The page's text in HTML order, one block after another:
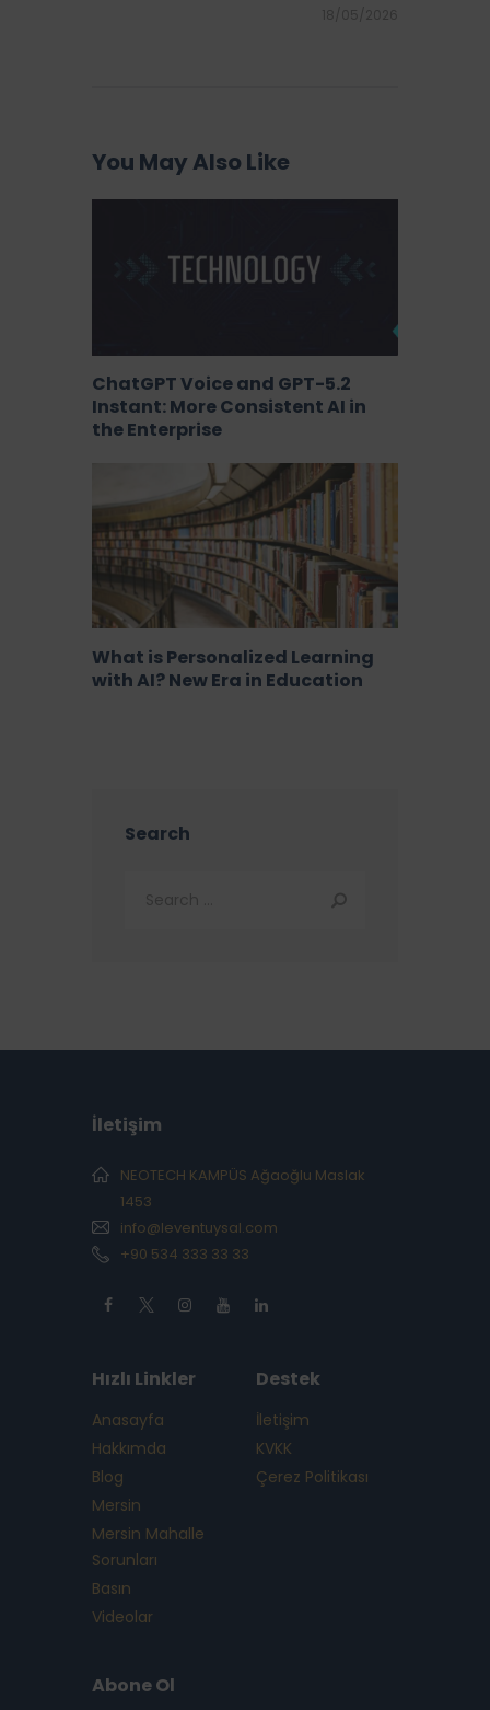
You May Also Like
ChatGPT Voice and GPT-5.2
Instant: More Consistent AI in
the Enterprise
What is Personalized Learning
with AI? New Era in Education
Search
İletişim
NEOTECH KAMPÜS Ağaoğlu Maslak
1453
info@leventuysal.com
+90 534 333 33 33
Hızlı Linkler
Anasayfa
Hakkımda
Blog
Mersin
Mersin Mahalle
Sorunları
Basın
Videolar
Destek
İletişim
KVKK
Çerez Politikası
Abone Ol